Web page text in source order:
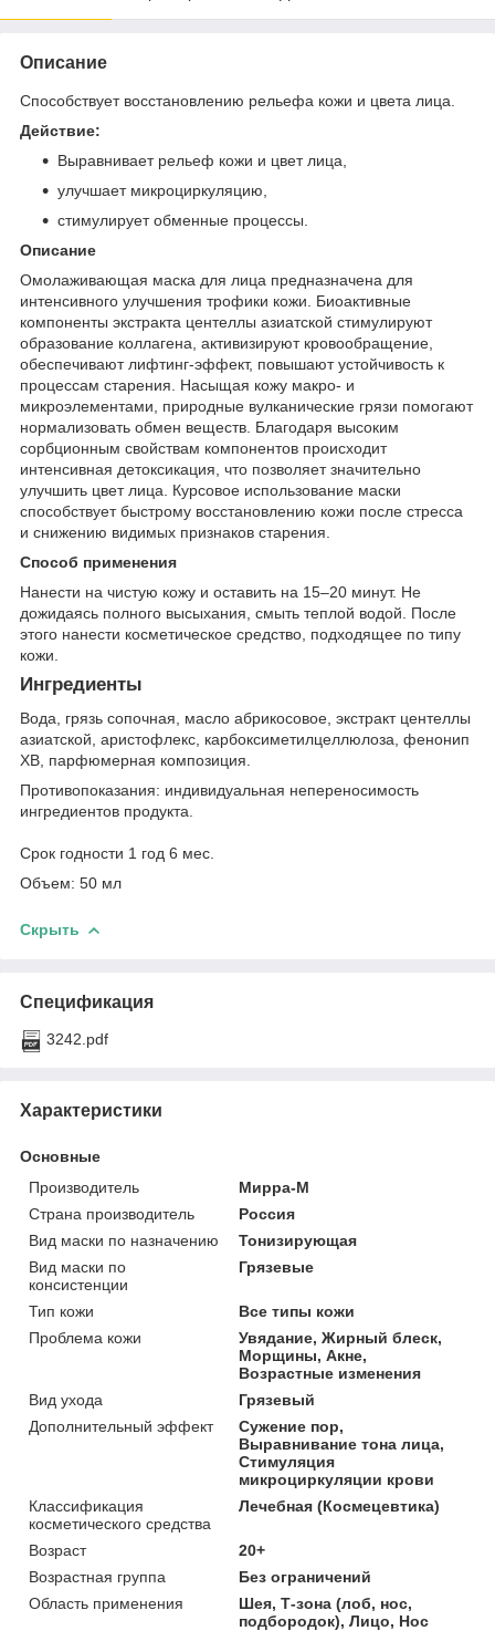
Описание
Способствует восстановлению рельефа кожи и цвета лица.
Действие:
Выравнивает рельеф кожи и цвет лица,
улучшает микроциркуляцию,
стимулирует обменные процессы.
Описание
Омолаживающая маска для лица предназначена для
интенсивного улучшения трофики кожи. Биоактивные
компоненты экстракта центеллы азиатской стимулируют
образование коллагена, активизируют кровообращение,
обеспечивают лифтинг-эффект, повышают устойчивость к
процессам старения. Насыщая кожу макро- и
микроэлементами, природные вулканические грязи помогают
нормализовать обмен веществ. Благодаря высоким
сорбционным свойствам компонентов происходит
интенсивная детоксикация, что позволяет значительно
улучшить цвет лица. Курсовое использование маски
способствует быстрому восстановлению кожи после стресса
и снижению видимых признаков старения.
Способ применения
Нанести на чистую кожу и оставить на 15–20 минут. Не
дожидаясь полного высыхания, смыть теплой водой. После
этого нанести косметическое средство, подходящее по типу
кожи.
Ингредиенты
Вода, грязь сопочная, масло абрикосовое, экстракт центеллы
азиатской, аристофлекс, карбоксиметилцеллюлоза, фенонип
ХВ, парфюмерная композиция.
Противопоказания: индивидуальная непереносимость
ингредиентов продукта.
Срок годности 1 год 6 мес.
Объем: 50 мл
Скрыть
Спецификация
3242.pdf
Характеристики
Основные
Производитель
Мирра-М
Страна производитель
Россия
Вид маски по назначению
Тонизирующая
Вид маски по
консистенции
Грязевые
Тип кожи
Все типы кожи
Проблема кожи
Увядание, Жирный блеск,
Морщины, Акне,
Возрастные изменения
Вид ухода
Грязевый
Дополнительный эффект
Сужение пор,
Выравнивание тона лица,
Стимуляция
микроциркуляции крови
Классификация
косметического средства
Лечебная (Космецевтика)
Возраст
20+
Возрастная группа
Без ограничений
Область применения
Шея, Т-зона (лоб, нос,
подбородок), Лицо, Нос